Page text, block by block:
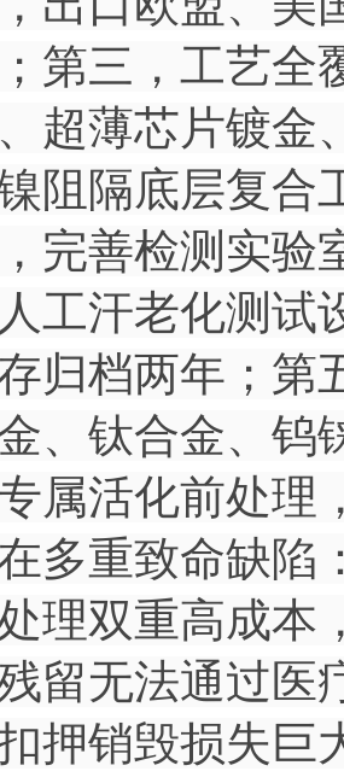
第三，工艺全
超薄芯片镀金
阻隔底层复合
完善检测实验
工汗老化测试
归档两年；第
、钛合金、钨
属活化前处理
多重致命缺陷
理双重高成本
留无法通过医
押销毁损失巨